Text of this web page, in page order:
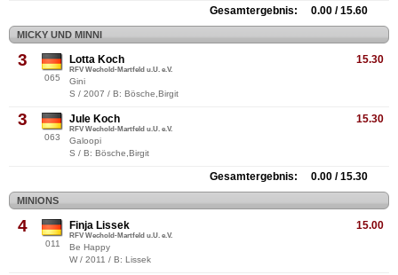
Gesamtergebnis: 0.00 / 15.60
MICKY UND MINNI
3
065
15.30
Lotta Koch
RFV Wechold-Martfeld u.U. e.V.
Gini
S / 2007 / B: Bösche,Birgit
3
063
15.30
Jule Koch
RFV Wechold-Martfeld u.U. e.V.
Galoopi
S / B: Bösche,Birgit
Gesamtergebnis: 0.00 / 15.30
MINIONS
4
011
15.00
Finja Lissek
RFV Wechold-Martfeld u.U. e.V.
Be Happy
W / 2011 / B: Lissek